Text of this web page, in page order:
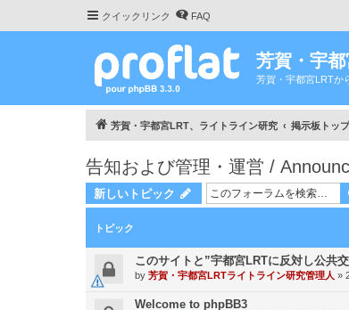
クイックリンク FAQ
芳賀・宇
芳賀・宇都宮LRTか
芳賀・宇都宮LRT、ライトライン研究 掲示板トップ
告知および管理・運営 /
新しいトピック
トピック
このサイトと”宇都宮LRTに反対し公共
by 芳賀・宇都宮LRTライトライン研究管理人 »
Welcome to phpBB3